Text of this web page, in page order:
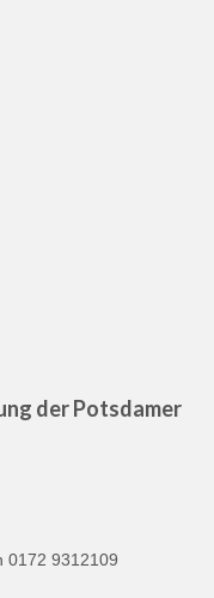
der Potsdamer
0172 9312109